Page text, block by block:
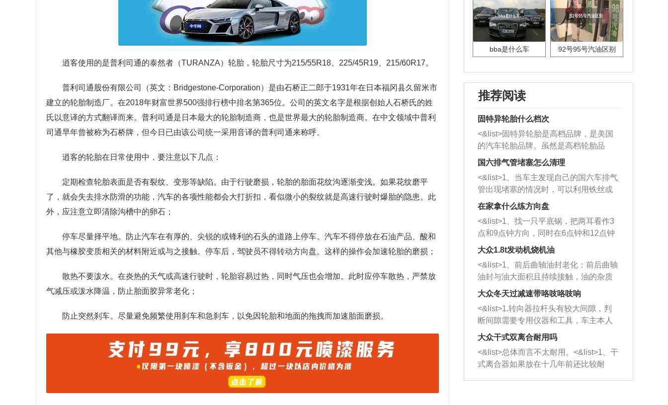
逍客使用的是普利司通的泰然者（TURANZA）轮胎，轮胎尺寸为215/55R18、225/45R19、215/60R17。
普利司通股份有限公司（英文：Bridgestone-Corporation）是由石桥正二郎于1931年在日本福冈县久留米市
建立的轮胎制造厂。在2018年财富世界500强排行榜中排名第365位。公司的英文名字是根据创始人石桥氏的姓
氏以意译的方式翻译而来。普利司通是日本最大的轮胎制造商，也是世界最大的轮胎制造商。在中文领域中普利
司通早年曾被称为石桥牌，但今日已由该公司统一采用音译的普利司通来称呼。
逍客的轮胎在日常使用中，要注意以下几点：
定期检查轮胎表面是否有裂纹、变形等缺陷。由于行驶磨损，轮胎的胎面花纹沟逐渐变浅。如果花纹磨平
了，就会失去排水防滑的功能，汽车的各项性能都会大打折扣，看似微小的裂纹就是高速行驶时爆胎的隐患。此
外，应注意立即清除沟槽中的卵石；
停车尽量择平地。防止汽车在有厚的、尖锐的或锋利的石头的道路上停车。汽车不得停放在石油产品、酸和
其他与橡胶变质相关的材料附近或与之接触。停车后，驾驶员不得转动方向盘。这样的操作会加速轮胎的磨损；
散热不要泼水。在炎热的天气或高速行驶时，轮胎容易过热，同时气压也会增加。此时应停车散热，严禁放
气减压或泼水降温，防止胎面胶异常老化；
防止突然刹车。尽量避免频繁使用刹车和急刹车，以免因轮胎和地面的拖拽而加速胎面磨损。
bba是什么车 92号95号汽油区别
推荐阅读
固特异轮胎什么档次
<&list>固特异轮胎是高档品牌，是美国
的汽车轮胎品牌。虽然是高档轮胎品
牌，但是中高低端的轮胎都有生产，这
也是为了更好的开拓市场。
国六排气管堵塞怎么清理
<&list>1、当车主发现自己的国六车排气
管出现堵塞的情况时，可以利用铁丝或
者是细棍，直接将杂物给取出来，如果
堵塞情况比较严重，也可以采取应急措
施。 <&list>2、直接利用木棍将所有的
杂物推到排气管里面的位置处，然后将
三元催化器拆解开，就可以将堵塞的东
西取出来。但如果是因为积碳过多引起
的堵塞，就需要将三元催化器泡在草酸
洗剂对堵塞的情况得到解决，将清洗剂
放在燃油箱中，与燃油混合后，车辆启
动时，就可以和汽油一起进入到燃烧
室，最后形成废气排出，就可以让三元
催化器得到清洗，排气管堵塞的情况就
能够得到解决。
在家拿什么练方向盘
<&list>1、找一只平底锅，把两耳看作3
点和9点钟方向，同时在6点钟和12点钟
方向做一个标记。 <&list>2、双手握住
一圈半的练习，往右同样也要打相同的
圈数。 <&list>3、最后强调要反复练
习，这样就可以形成肌肉记忆，在真实
驾驶车辆时，不需要记忆也能打好方
向。
大众1.8t发动机烧机油
<&list>1、前后曲轴油封老化：前后曲轴
油封与油大面积且持续接触，油的杂质
和发动机内持续温度变化使其密封效果
逐渐减弱，导致渗油或漏油。<&list>2、
活塞间隙过大：积碳会使活塞环与缸体
的间隙扩大，导致机油流入燃烧室中，
造成烧机油。<&list>3、机油粘度。使用
机油粘度过小的话，同样会有烧机油现
象，机油粘度过小具有很好的流动性，
大众冬天过减速带咯吱咯吱响
<&list>1.转向器拉杆头有较大间隙，判
断间隙需要专用仪器和工具，车主本人
无法制作，需要将车辆送到修理厂或4s
店；<&list>2.车辆半轴套管防尘罩破
裂，破裂后会出现漏油现象，使半轴磨
损严重，磨损的半轴容易损坏，产生异
响；<&list>3.稳定器的转向胶套和球头
大众干式双离合耐用吗
<&list>总体而言不太耐用。<&list>1、干
式离合器如果放在十几年前还比较耐